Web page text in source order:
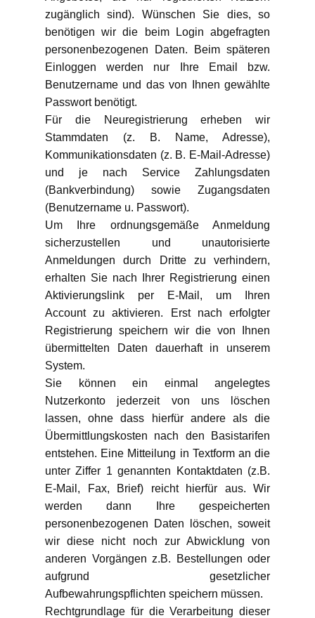
zugänglich sind). Wünschen Sie dies, so
benötigen wir die beim Login abgefragten
personenbezogenen Daten. Beim späteren
Einloggen werden nur Ihre Email bzw.
Benutzername und das von Ihnen gewählte
Passwort benötigt.
Für die Neuregistrierung erheben wir
Stammdaten (z. B. Name, Adresse),
Kommunikationsdaten (z. B. E-Mail-Adresse)
und je nach Service Zahlungsdaten
(Bankverbindung) sowie Zugangsdaten
(Benutzername u. Passwort).
Um Ihre ordnungsgemäße Anmeldung
sicherzustellen und unautorisierte
Anmeldungen durch Dritte zu verhindern,
erhalten Sie nach Ihrer Registrierung einen
Aktivierungslink per E-Mail, um Ihren
Account zu aktivieren. Erst nach erfolgter
Registrierung speichern wir die von Ihnen
übermittelten Daten dauerhaft in unserem
System.
Sie können ein einmal angelegtes
Nutzerkonto jederzeit von uns löschen
lassen, ohne dass hierfür andere als die
Übermittlungskosten nach den Basistarifen
entstehen. Eine Mitteilung in Textform an die
unter Ziffer 1 genannten Kontaktdaten (z.B.
E-Mail, Fax, Brief) reicht hierfür aus. Wir
werden dann Ihre gespeicherten
personenbezogenen Daten löschen, soweit
wir diese nicht noch zur Abwicklung von
anderen Vorgängen z.B. Bestellungen oder
aufgrund gesetzlicher
Aufbewahrungspflichten speichern müssen.
Rechtgrundlage für die Verarbeitung dieser